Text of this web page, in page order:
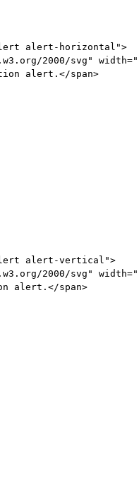
alert-horizontal">
2000/svg" width=
alert. </span>
alert-vertical">
2000/svg" width=
alert. </span>